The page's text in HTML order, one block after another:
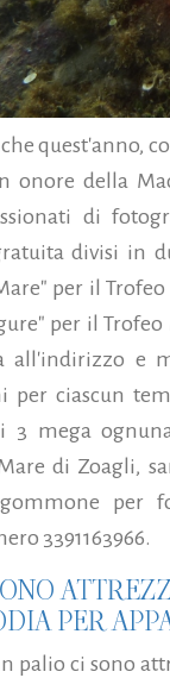
quest'anno,
onore della
di
divisi in
per il
per il Trofeo
all'indirizzo e
per ciascun
3 mega
di Zoagli,
per
3391163966.
PER
palio ci sono